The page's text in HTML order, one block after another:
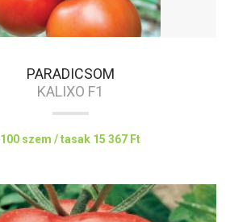
PARADICSOM
KALIXO F1
100 szem / tasak 15 367 Ft